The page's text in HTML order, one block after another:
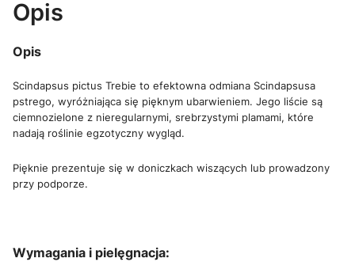
Opis
Opis
Scindapsus pictus Trebie to efektowna odmiana Scindapsusa
pstrego, wyróżniająca się pięknym ubarwieniem. Jego liście są
ciemnozielone z nieregularnymi, srebrzystymi plamami, które
nadają roślinie egzotyczny wygląd.
Pięknie prezentuje się w doniczkach wiszących lub prowadzony
przy podporze.
Wymagania i pielęgnacja: